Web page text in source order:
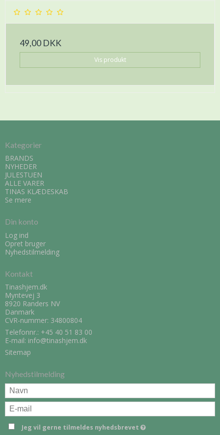
49,00 DKK
Vis produkt
Kategorier
BRANDS
NYHEDER
JULESTUEN
ALLE VARER
TINAS KLÆDESKAB
Se mere
Din konto
Log ind
Opret bruger
Nyhedstilmelding
Kontakt
Tinashjem.dk
Myntevej 3
8920 Randers NV
Danmark
CVR-nummer: 34800804
Telefonnr.: +45 40 51 83 00
E-mail: info@tinashjem.dk
Sitemap
Nyhedstilmelding
Jeg vil gerne tilmeldes nyhedsbrevet